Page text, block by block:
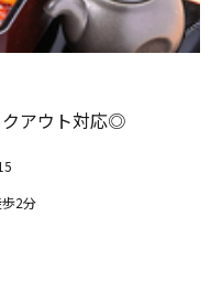
クアウト対応◎
2分